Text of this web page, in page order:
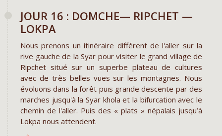
JOUR 16 : DOMCHE— RIPCHET —
LOKPA
Nous prenons un itinéraire différent de l'aller sur la
rive gauche de la Syar pour visiter le grand village de
Ripchet situé sur un superbe plateau de cultures
avec de très belles vues sur les montagnes. Nous
évoluons dans la forêt puis grande descente par des
marches jusqu'à la Syar khola et la bifurcation avec le
chemin de l'aller. Puis des « plats » népalais jusqu’à
Lokpa nous attendent.